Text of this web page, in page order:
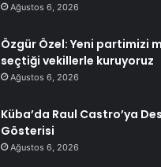
Ağustos 6, 2026
Özgür Özel: Yeni partimizi
seçtiği vekillerle kuruyoruz
Ağustos 6, 2026
Küba’da Raul Castro’ya
Gösterisi
Ağustos 6, 2026